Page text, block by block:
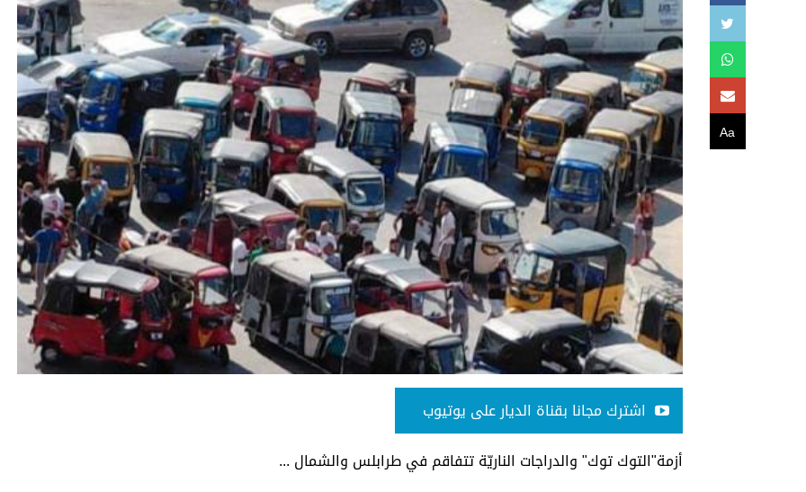
Aa
اشترك مجانا بقناة الديار على يوتيوب
أزمة"التوك توك" والدراجات الناريّة تتفاقم في طرابلس والشمال ...